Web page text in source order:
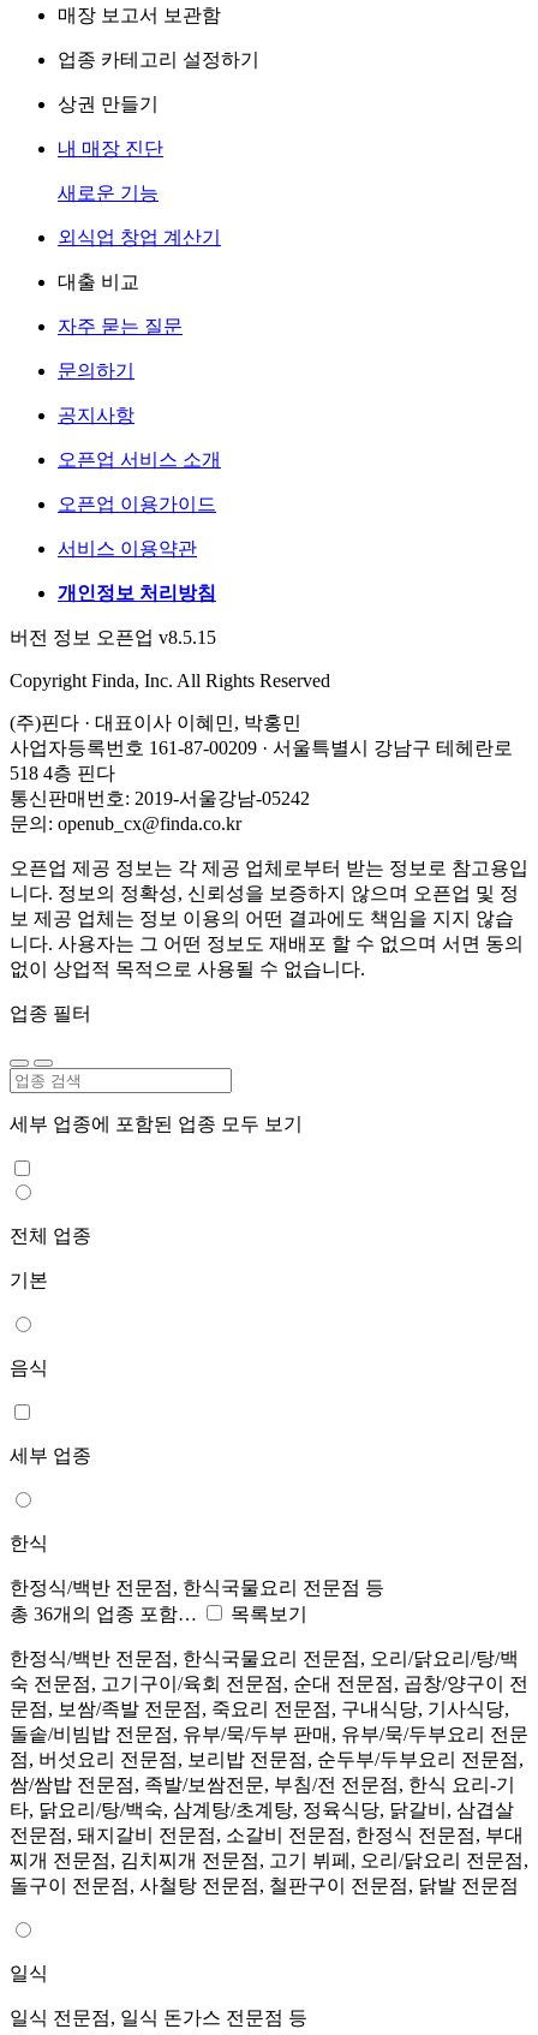
매장 보고서 보관함
업종 카테고리 설정하기
상권 만들기
내 매장 진단
새로운 기능
외식업 창업 계산기
대출 비교
자주 묻는 질문
문의하기
공지사항
오픈업 서비스 소개
오픈업 이용가이드
서비스 이용약관
개인정보 처리방침
버전 정보 오픈업 v8.5.15
Copyright Finda, Inc. All Rights Reserved
(주)핀다 · 대표이사 이혜민, 박홍민
사업자등록번호 161-87-00209 · 서울특별시 강남구 테헤란로
518 4층 핀다
통신판매번호: 2019-서울강남-05242
문의: openub_cx@finda.co.kr
오픈업 제공 정보는 각 제공 업체로부터 받는 정보로 참고용입
니다. 정보의 정확성, 신뢰성을 보증하지 않으며 오픈업 및 정
보 제공 업체는 정보 이용의 어떤 결과에도 책임을 지지 않습
니다. 사용자는 그 어떤 정보도 재배포 할 수 없으며 서면 동의
없이 상업적 목적으로 사용될 수 없습니다.
업종 필터
세부 업종에 포함된 업종 모두 보기
전체 업종
기본
음식
세부 업종
한식
한정식/백반 전문점, 한식국물요리 전문점 등
총 36개의 업종 포함…
목록보기
한정식/백반 전문점, 한식국물요리 전문점, 오리/닭요리/탕/백
숙 전문점, 고기구이/육회 전문점, 순대 전문점, 곱창/양구이 전
문점, 보쌈/족발 전문점, 죽요리 전문점, 구내식당, 기사식당,
돌솥/비빔밥 전문점, 유부/묵/두부 판매, 유부/묵/두부요리 전문
점, 버섯요리 전문점, 보리밥 전문점, 순두부/두부요리 전문점,
쌈/쌈밥 전문점, 족발/보쌈전문, 부침/전 전문점, 한식 요리-기
타, 닭요리/탕/백숙, 삼계탕/초계탕, 정육식당, 닭갈비, 삼겹살
전문점, 돼지갈비 전문점, 소갈비 전문점, 한정식 전문점, 부대
찌개 전문점, 김치찌개 전문점, 고기 뷔페, 오리/닭요리 전문점,
돌구이 전문점, 사철탕 전문점, 철판구이 전문점, 닭발 전문점
일식
일식 전문점, 일식 돈가스 전문점 등